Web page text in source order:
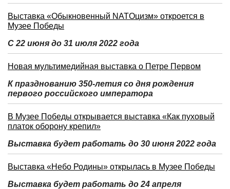
Выставка «Обыкновенный NATOцизм» откроется в
Музее Победы
С 22 июня до 31 июля 2022 года
Новая мультимедийная выставка о Петре Первом
К празднованию 350-летия со дня рождения
первого российского императора
В Музее Победы открывается выставка «Как пуховый
платок оборону крепил»
Выставка будет работать до 30 июня 2022 года
Выставка «Небо Родины» открылась в Музее Победы
Выставка будет работать до 24 апреля